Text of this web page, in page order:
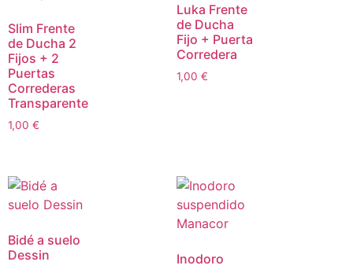
Slim Frente
de Ducha 2
Fijos + 2
Puertas
Correderas
Transparente
1,00 €
Luka Frente
de Ducha
Fijo + Puerta
Corredera
1,00 €
Bidé a suelo
Dessin
Inodoro